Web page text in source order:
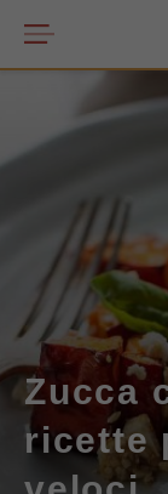
Zucca
ricette